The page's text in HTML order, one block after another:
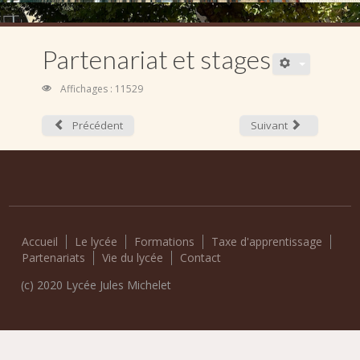
Partenariat et stages
Affichages : 11529
Précédent Suivant
Accueil Le lycée Formations
Taxe d'apprentissage
Partenariats
Vie du lycée
Contact
(c) 2020 Lycée Jules Michelet